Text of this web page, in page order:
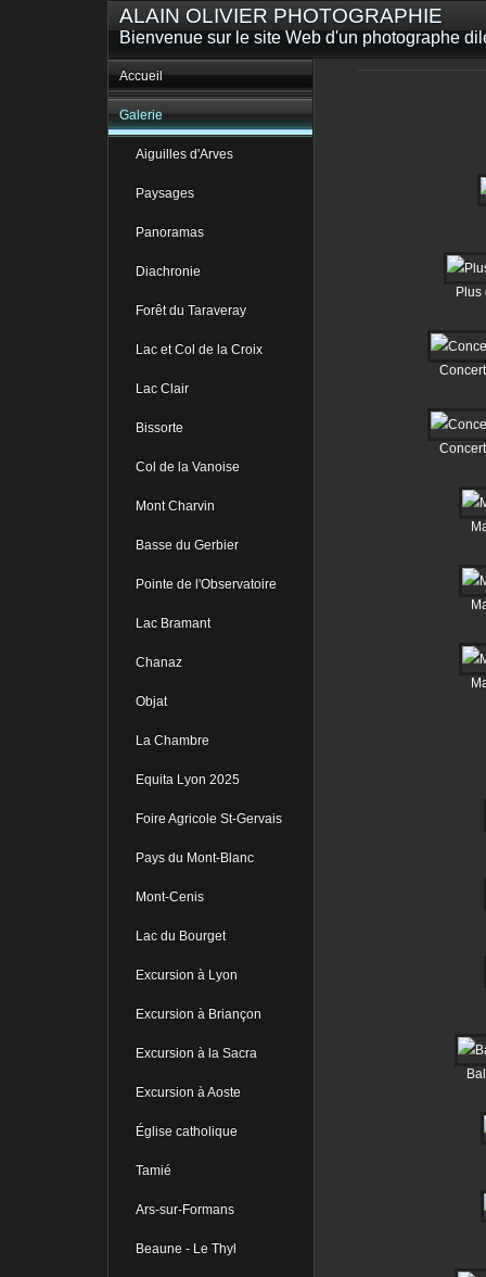
ALAIN OLIVIER PHOTOGRAPHIE
Bienvenue sur le site Web d'un photographe
Accueil
Galerie
Aiguilles d'Arves
Paysages
Panoramas
Diachronie
Forêt du Taraveray
Lac et Col de la Croix
Lac Clair
Bissorte
Col de la Vanoise
Mont Charvin
Basse du Gerbier
Pointe de l'Observatoire
Lac Bramant
Chanaz
Objat
La Chambre
Equita Lyon 2025
Foire Agricole St-Gervais
Pays du Mont-Blanc
Mont-Cenis
Lac du Bourget
Excursion à Lyon
Excursion à Briançon
Excursion à la Sacra
Excursion à Aoste
Église catholique
Tamié
Ars-sur-Formans
Beaune - Le Thyl
Plus